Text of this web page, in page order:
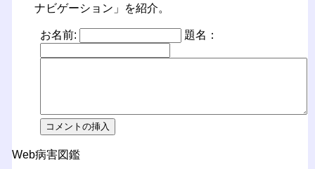
ナビゲーション」を紹介。
お名前: 題名：
Web病害図鑑